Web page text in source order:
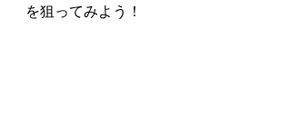
を狙ってみよう！